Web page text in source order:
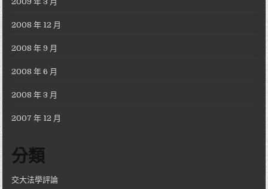
2008 年 12 月
2008 年 9 月
2008 年 6 月
2008 年 3 月
2007 年 12 月
分類
交大法學評論